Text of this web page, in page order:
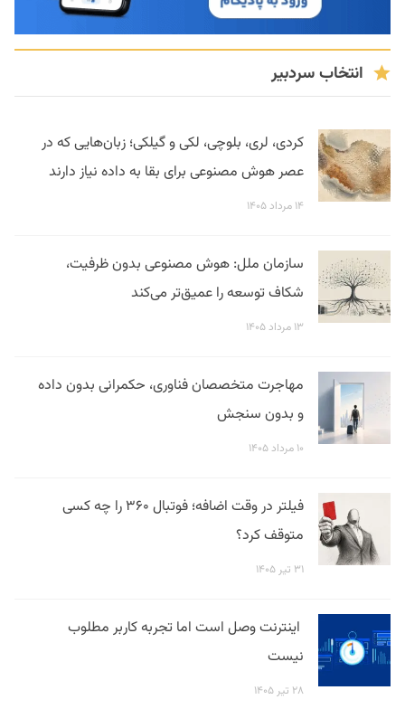
انتخاب سردبیر
کردی، لری، بلوچی، لکی و گیلکی؛ زبان‌هایی که در
عصر هوش مصنوعی برای بقا به داده نیاز دارند
۱۴ مرداد ۱۴۰۵
سازمان ملل: هوش مصنوعی بدون ظرفیت،
شکاف توسعه را عمیق‌تر می‌کند
۱۳ مرداد ۱۴۰۵
مهاجرت متخصصان فناوری، حکمرانی بدون داده
و بدون سنجش
۱۰ مرداد ۱۴۰۵
فیلتر در وقت اضافه؛ فوتبال ۳۶۰ را چه کسی
متوقف کرد؟
۳۱ تیر ۱۴۰۵
اینترنت وصل است اما تجربه کاربر مطلوب
نیست
۲۸ تیر ۱۴۰۵